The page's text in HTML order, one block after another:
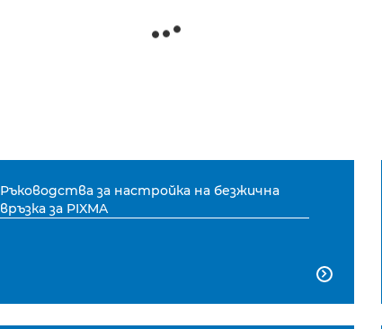
Ръководства за настройка на безжична
връзка за PIXMA
